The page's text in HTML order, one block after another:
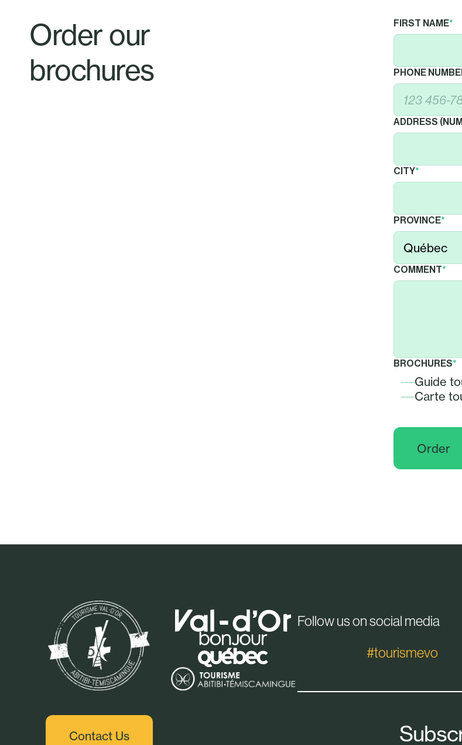
Order our
brochures
FIRST NAME*
PHONE
ADDRESS
CITY*
PROVINCE*
COMMENT*
BROCHURES*
Guide
Carte
Order
Contact Us
Follow us on social media
#tourismevo